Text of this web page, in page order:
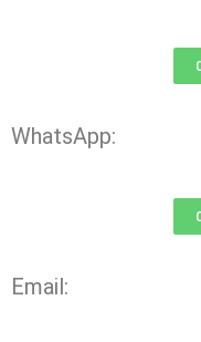
WhatsApp:
Email: